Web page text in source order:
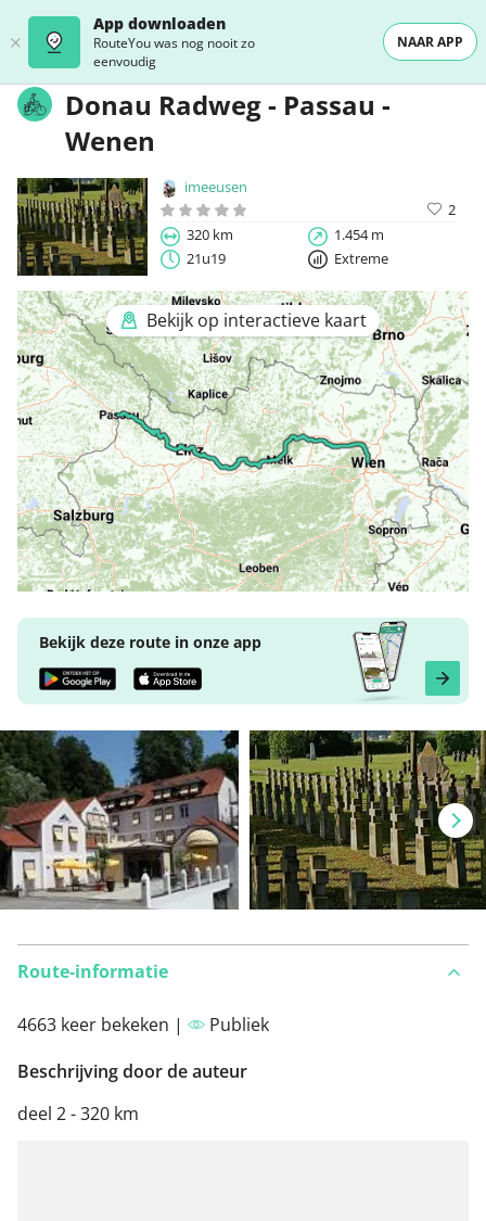
App downloaden
RouteYou was nog nooit zo
eenvoudig
NAAR APP
Donau Radweg - Passau -
Wenen
imeeusen
2
320 km
1.454 m
21u19
Extreme
Bekijk op interactieve kaart
Bekijk deze route in onze app
Route-informatie
4663 keer bekeken |
Publiek
Beschrijving door de auteur
deel 2 - 320 km